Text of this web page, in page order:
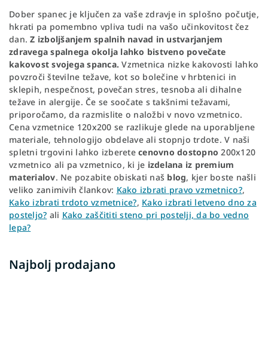
Dober spanec je ključen za vaše zdravje in splošno počutje,
hkrati pa pomembno vpliva tudi na vašo učinkovitost čez
dan.Z izboljšanjem spalnih navad in ustvarjanjem
zdravega spalnega okolja lahko bistveno povečate
kakovost svojega spanca. Vzmetnica nizke kakovosti lahko
povzroči številne težave, kot so bolečine v hrbtenici in
sklepih, nespečnost, povečan stres, tesnoba ali dihalne
težave in alergije. Če se soočate s takšnimi težavami,
priporočamo, da razmislite o naložbi v novo vzmetnico.
Cena vzmetnice 120x200 se razlikuje glede na uporabljene
materiale, tehnologijo obdelave ali stopnjo trdote. V naši
spletni trgovini lahko izberete cenovno dostopno 200x120
vzmetnico ali pa vzmetnico, ki je izdelana iz premium
materialov. Ne pozabite obiskati naš blog, kjer boste našli
veliko zanimivih člankov: Kako izbrati pravo vzmetnico?,
Kako izbrati trdoto vzmetnice?, Kako izbrati letveno dno za
posteljo? ali Kako zaščititi steno pri postelji, da bo vedno
lepa?
Najbolj prodajano